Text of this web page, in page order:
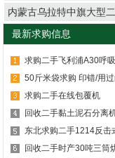
内蒙古乌拉特中旗大型
最新求购信息
求购二手飞利浦A30呼
50斤米袋求购 印错/用
求购二手在线包覆机
回收二手黏土泥石分离
东北求购二手1214反击
回收二手时产30吨三筒